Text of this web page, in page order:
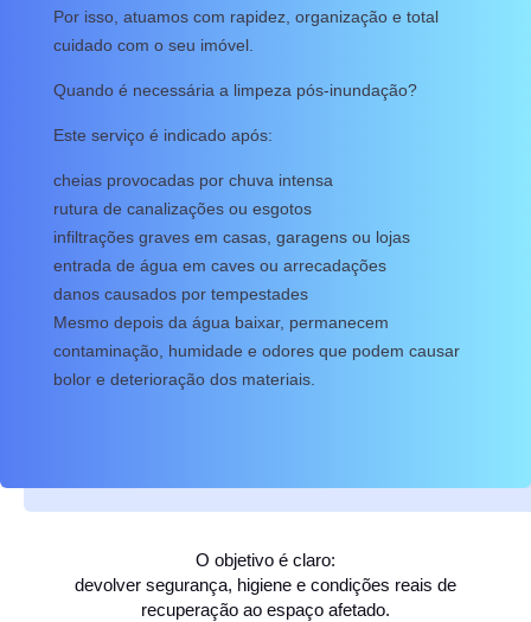
Por isso, atuamos com rapidez, organização e total
cuidado com o seu imóvel.
Quando é necessária a limpeza pós-inundação?
Este serviço é indicado após:
cheias provocadas por chuva intensa
rutura de canalizações ou esgotos
infiltrações graves em casas, garagens ou lojas
entrada de água em caves ou arrecadações
danos causados por tempestades
Mesmo depois da água baixar, permanecem
contaminação, humidade e odores que podem causar
bolor e deterioração dos materiais.
O objetivo é claro:
devolver segurança, higiene e condições reais de
recuperação ao espaço afetado.